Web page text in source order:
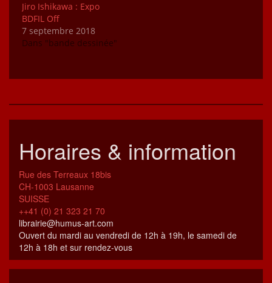
Jiro Ishikawa : Expo
BDFIL Off
7 septembre 2018
Dans "bande dessinée"
Horaires & information
Rue des Terreaux 18bis
CH-1003 Lausanne
SUISSE
++41 (0) 21 323 21 70
librairie@humus-art.com
Ouvert du mardi au vendredi de 12h à 19h, le samedi de
12h à 18h et sur rendez-vous